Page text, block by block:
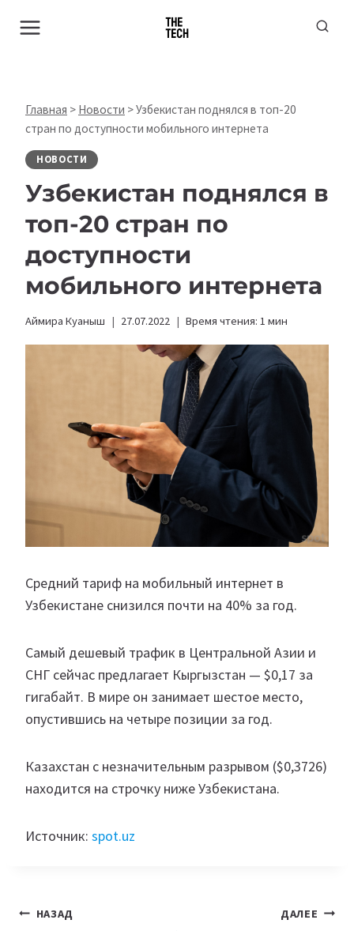
Главная > Новости >Узбекистан поднялся в топ-20
стран по доступности мобильного интернета
НОВОСТИ
Узбекистан поднялся в
топ-20 стран по
доступности
мобильного интернета
Аймира Куаныш 27.07.2022 Время чтения: 1 мин
Средний тариф на мобильный интернет в
Узбекистане снизился почти на 40% за год.
Самый дешевый трафик в Центральной Азии и
СНГ сейчас предлагает Кыргызстан — $0,17 за
гигабайт. В мире он занимает шестое место,
опустившись на четыре позиции за год.
Казахстан с незначительным разрывом ($0,3726)
находится на строчку ниже Узбекистана.
Источник: spot.uz
Навигация
НАЗАД ДАЛЕЕ